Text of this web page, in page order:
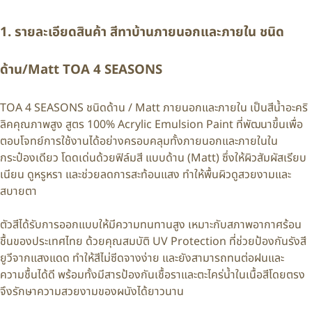
1. รายละเอียดสินค้า สีทาบ้านภายนอกและภายใน ชนิด
ด้าน/Matt TOA 4 SEASONS
TOA 4 SEASONS ชนิดด้าน / Matt ภายนอกและภายใน เป็นสีน้ำอะคริ
ลิคคุณภาพสูง สูตร 100% Acrylic Emulsion Paint ที่พัฒนาขึ้นเพื่อ
ตอบโจทย์การใช้งานได้อย่างครอบคลุมทั้งภายนอกและภายในใน
กระป๋องเดียว โดดเด่นด้วยฟิล์มสี แบบด้าน (Matt) ซึ่งให้ผิวสัมผัสเรียบ
เนียน ดูหรูหรา และช่วยลดการสะท้อนแสง ทำให้พื้นผิวดูสวยงามและ
สบายตา
ตัวสีได้รับการออกแบบให้มีความทนทานสูง เหมาะกับสภาพอากาศร้อน
ชื้นของประเทศไทย ด้วยคุณสมบัติ UV Protection ที่ช่วยป้องกันรังสี
ยูวีจากแสงแดด ทำให้สีไม่ซีดจางง่าย และยังสามารถทนต่อฝนและ
ความชื้นได้ดี พร้อมทั้งมีสารป้องกันเชื้อราและตะไคร่น้ำในเนื้อสีโดยตรง
จึงรักษาความสวยงามของผนังได้ยาวนาน